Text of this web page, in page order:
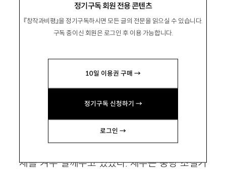
정기구독 회원 전용 콘텐츠
『창작과비평』을 정기구독하시면 모든 글의 전문을 읽으실 수 있습니다.
구독 중이신 회원은 로그인 후 이용 가능합니다.
10일 이용권 구매 →
정기구독 신청하기 →
로그인 →
신의 왼편』 등이 있음. bang80@jowoo.co.kr
존재의 형식
낡은 냉방기는 냉기가 아닌 소음으로 자신의 존
재를 겨우 일깨우고 있었다. 재우는 풍량 조절기